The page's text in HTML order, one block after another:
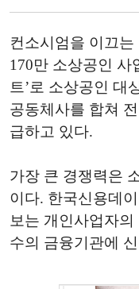
컨소시엄을 이끄
170만 소상공인 사
트’로 소상공인 대
공동체사를 합쳐
급하고 있다.
가장 큰 경쟁력은
이다. 한국신용데
보는 개인사업자
수의 금융기관에